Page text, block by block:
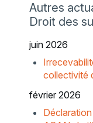
Autres
Droit des
juin 2026
collectivité
février 2026